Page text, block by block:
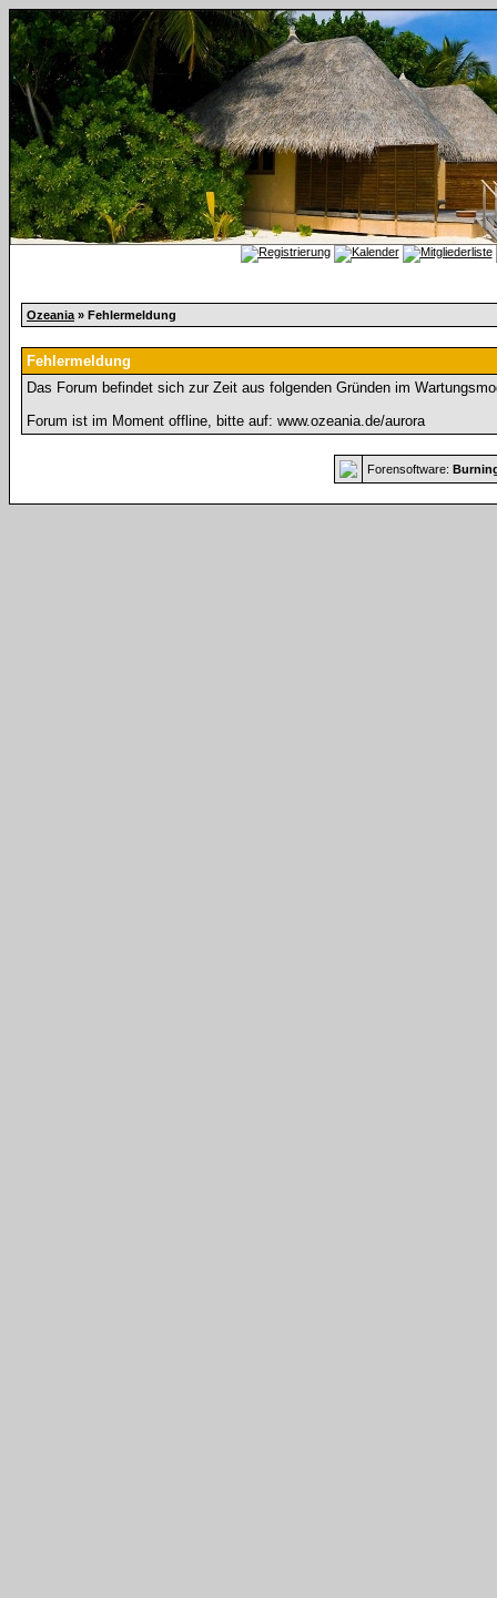
Ozeania » Fehlermeldung
Fehlermeldung
Das Forum befindet sich zur Zeit aus folgenden Gründen im
Forum ist im Moment offline, bitte auf: www.ozeania.de/aurora
Forensoftware: